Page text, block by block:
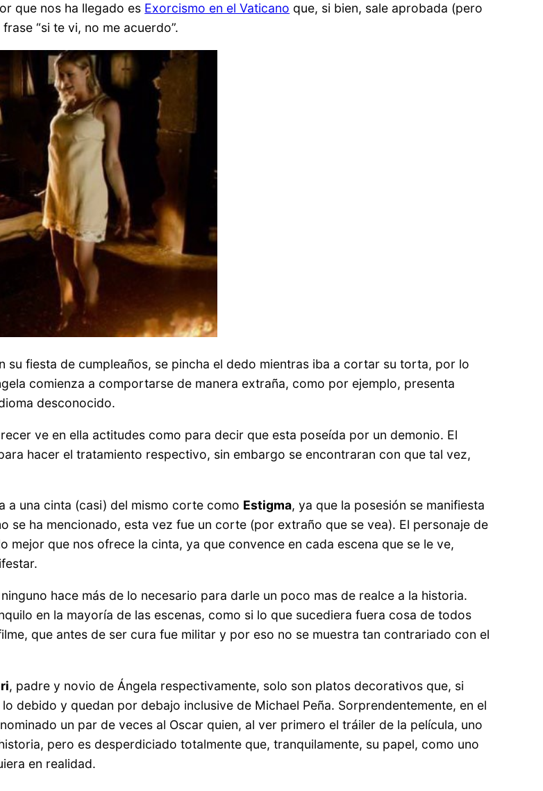
que nos ha llegado es Exorcismo en el Vaticano que, si bien, sale aprobada (pero
“si te vi, no me acuerdo”.
su fiesta de cumpleaños, se pincha el dedo mientras iba a cortar su torta, por lo
comienza a comportarse de manera extraña, como por ejemplo, presenta
desconocido.
ve en ella actitudes como para decir que esta poseída por un demonio. El
hacer el tratamiento respectivo, sin embargo se encontraran con que tal vez,
a una cinta (casi) del mismo corte como Estigma, ya que la posesión se manifiesta
ha mencionado, esta vez fue un corte (por extraño que se vea). El personaje de
mejor que nos ofrece la cinta, ya que convence en cada escena que se le ve,
hace más de lo necesario para darle un poco mas de realce a la historia.
en la mayoría de las escenas, como si lo que sucediera fuera cosa de todos
que antes de ser cura fue militar y por eso no se muestra tan contrariado con el
, padre y novio de Ángela respectivamente, solo son platos decorativos que, si
debido y quedan por debajo inclusive de Michael Peña. Sorprendentemente, en el
un par de veces al Oscar quien, al ver primero el tráiler de la película, uno
pero es desperdiciado totalmente que, tranquilamente, su papel, como uno
en realidad.